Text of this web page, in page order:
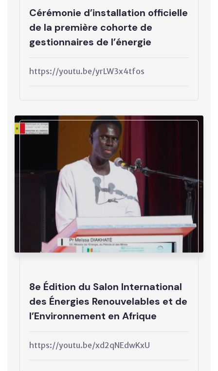
Cérémonie d’installation officielle
de la première cohorte de
gestionnaires de l’énergie
https://youtu.be/yrLW3x4tfos
8e Édition du Salon International
des Énergies Renouvelables et de
l’Environnement en Afrique
https://youtu.be/xd2qNEdwKxU